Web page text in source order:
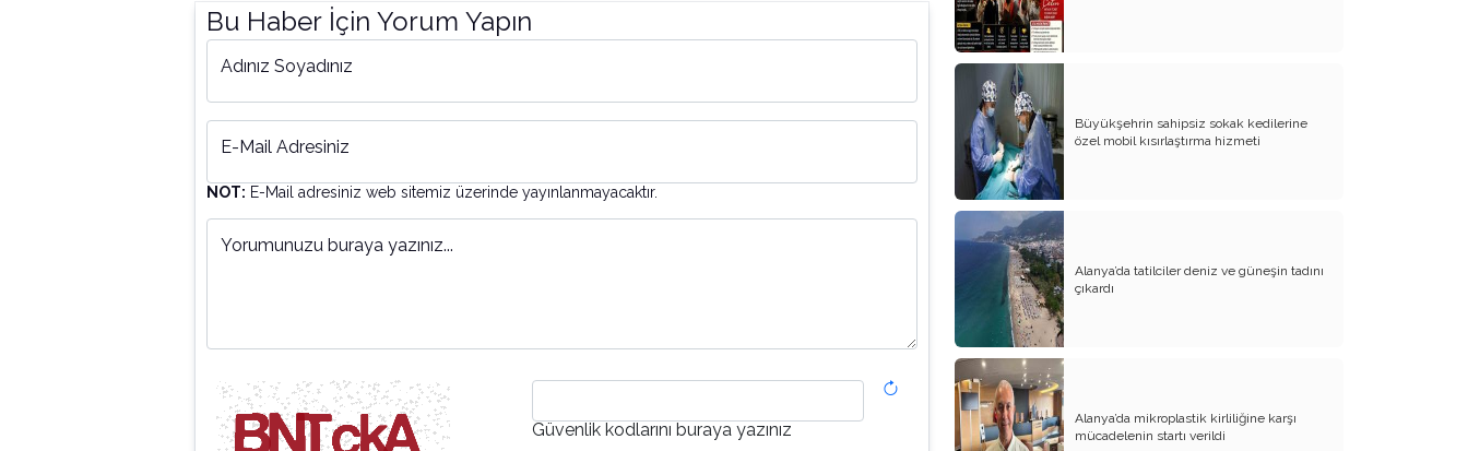
Bu Haber İçin Yorum Yapın
Adınız Soyadınız
E-Mail Adresiniz
NOT: E-Mail adresiniz web sitemiz üzerinde yayınlanmayacaktır.
Yorumunuzu buraya yazınız...
Güvenlik kodlarını buraya yazınız
Öğretmenler Günü ve Eğitim
Sistemimiz
Kreşten Üniversiteye Tavsiyelerim
Binalar ve Zinalar
Altın Takı Mağdurları
Protokol
Modifiye Kadınlar
Evliliğin Anatomisi
Diyanet İşleri Hallet Şu İşleri
Mezarcı Hikmet’in Yürek Burkan Hayat
Hikayesi
Neşet Ertaş’ın Anısına
Büyükşehrin sahipsiz sokak kedilerine
özel mobil kısırlaştırma hizmeti
Alanya’da tatilciler deniz ve güneşin tadını
çıkardı
Alanya’da mikroplastik kirliliğine karşı
mücadelenin startı verildi